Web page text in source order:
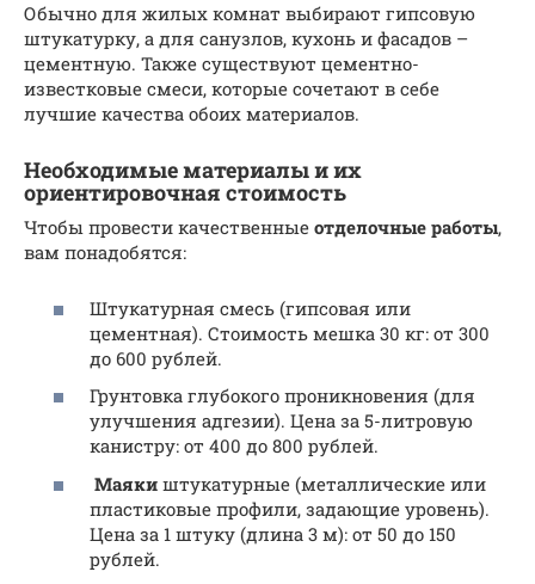
Обычно для жилых комнат выбирают гипсовую
штукатурку, а для санузлов, кухонь и фасадов –
цементную. Также существуют цементно-
известковые смеси, которые сочетают в себе
лучшие качества обоих материалов.
Необходимые материалы и их
ориентировочная стоимость
Чтобы провести качественные отделочные работы,
вам понадобятся:
Штукатурная смесь (гипсовая или
цементная). Стоимость мешка 30 кг: от 300
до 600 рублей.
Грунтовка глубокого проникновения (для
улучшения адгезии). Цена за 5-литровую
канистру: от 400 до 800 рублей.
Маяки штукатурные (металлические или
пластиковые профили, задающие уровень).
Цена за 1 штуку (длина 3 м): от 50 до 150
рублей.